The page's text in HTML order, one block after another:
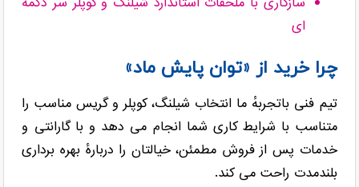
ای
چرا خرید از «توان پایش ماد»
تیم فنی باتجربهٔ ما انتخاب شیلنگ، کوپلر و گریس مناسب را
متناسب با شرایط کاری شما انجام می دهد و با گارانتی و
خدمات پس از فروش مطمئن، خیالتان را دربارهٔ بهره برداری
بلندمدت راحت می کند.